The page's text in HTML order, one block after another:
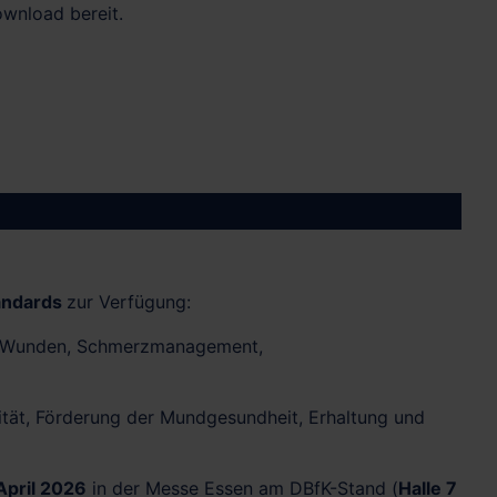
bereit.
zur Verfügung:
Schmerzmanagement,
Förderung der Mundgesundheit, Erhaltung und
2026 in der Messe Essen am DBfK-Stand (Halle 7